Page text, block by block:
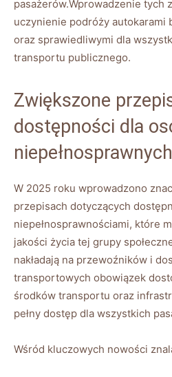
pasażerów.Wprowadzenie tych
uczynienie podróży autokarami
oraz sprawiedliwymi dla
transportu publicznego.
Zwiększone
dostępności ⁢dla⁢
niepełnosprawnych
W 2025 roku wprowadzono
przepisach ⁢dotyczących
niepełnosprawnościami, które
jakości życia tej​ grupy
nakładają ⁣na przewoźników i
‍transportowych obowiązek
środków transportu oraz
pełny dostęp dla wszystkich
Wśród⁤ kluczowych nowości